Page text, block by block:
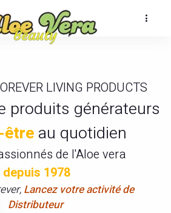
LIVING PRODUCTS
produits générateurs
êtreau quotidien
de l'Aloe vera
depuis 1978
Lancez votre activité de
Distributeur